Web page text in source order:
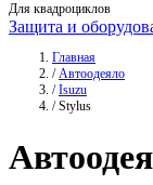
Для квадроциклов
Защита и
Главная
/ Автоодеяло
/ Isuzu
/ Stylus